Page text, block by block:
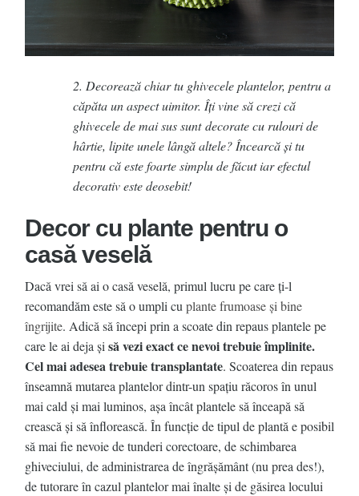
2. Decorează chiar tu ghivecele plantelor, pentru a
căpăta un aspect uimitor. Îți vine să crezi că
ghivecele de mai sus sunt decorate cu rulouri de
hârtie, lipite unele lângă altele? Încearcă și tu
pentru că este foarte simplu de făcut iar efectul
decorativ este deosebit!
Decor cu plante pentru o
casă veselă
Dacă vrei să ai o casă veselă, primul lucru pe care ţi-l
recomandăm este să o umpli cu plante frumoase şi bine
îngrijite. Adică să începi prin a scoate din repaus plantele pe
care le ai deja şi să vezi exact ce nevoi trebuie împlinite.
Cel mai adesea trebuie transplantate. Scoaterea din repaus
înseamnă mutarea plantelor dintr-un spaţiu răcoros în unul
mai cald şi mai luminos, aşa încât plantele să înceapă să
crească şi să înflorească. În funcţie de tipul de plantă e posibil
să mai fie nevoie de tunderi corectoare, de schimbarea
ghiveciului, de administrarea de îngrăşământ (nu prea des!),
de tutorare în cazul plantelor mai înalte şi de găsirea locului